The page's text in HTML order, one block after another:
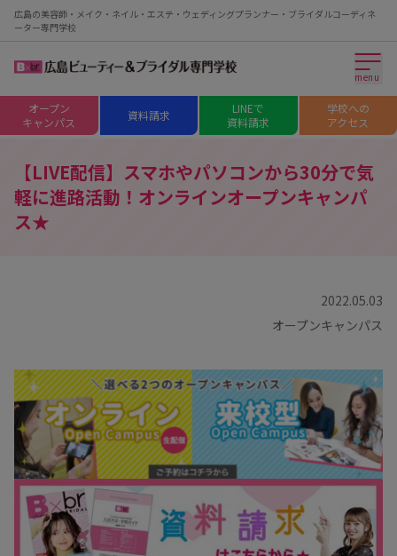
広島の美容師・メイク・ネイル・エステ・ウェディングプランナー・ブライダルコーディネ
ーター専門学校
menu
オープン
キャンパス
資料請求
LINEで
資料請求
学校への
アクセス
【LIVE配信】スマホやパソコンから30分で気
軽に進路活動！オンラインオープンキャンパ
ス★
2022.05.03
オープンキャンパス